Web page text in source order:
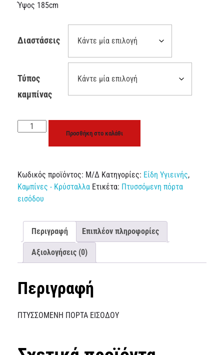
Ύψος 185cm
Διαστάσεις
Τύπος
καμπίνας
Προσθήκη στο καλάθι
Κωδικός προϊόντος: Μ/Δ Κατηγορίες: Είδη Υγιεινής,
Καμπίνες - Κρύσταλλα Ετικέτα: Πτυσσόμενη πόρτα
εισόδου
Περιγραφή Επιπλέον πληροφορίες
Αξιολογήσεις (0)
Περιγραφή
ΠΤΥΣΣΟΜΕΝΗ ΠΟΡΤΑ ΕΙΣΟΔΟΥ